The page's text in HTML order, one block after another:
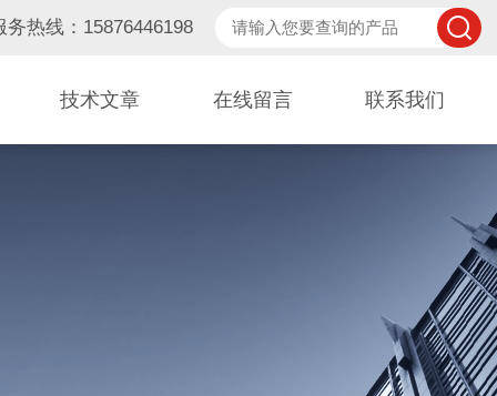
务热线：15876446198
技术文章 在线留言 联系我们